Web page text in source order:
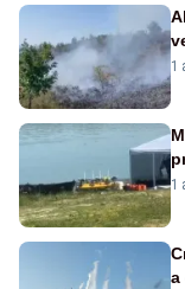
1
1
a